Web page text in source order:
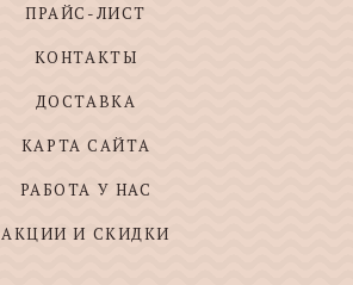
ПРАЙС-ЛИСТ
КОНТАКТЫ
ДОСТАВКА
КАРТА САЙТА
РАБОТА У НАС
АКЦИИ И СКИДКИ